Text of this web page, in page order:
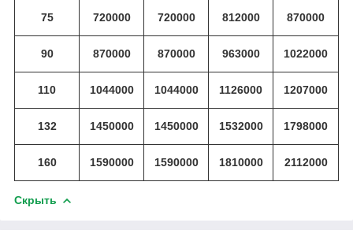
75 720000 720000 812000 870000
90 870000 870000 963000 1022000
110 1044000 1044000 1126000 1207000
132 1450000 1450000 1532000 1798000
160 1590000 1590000 1810000 2112000
Скрыть